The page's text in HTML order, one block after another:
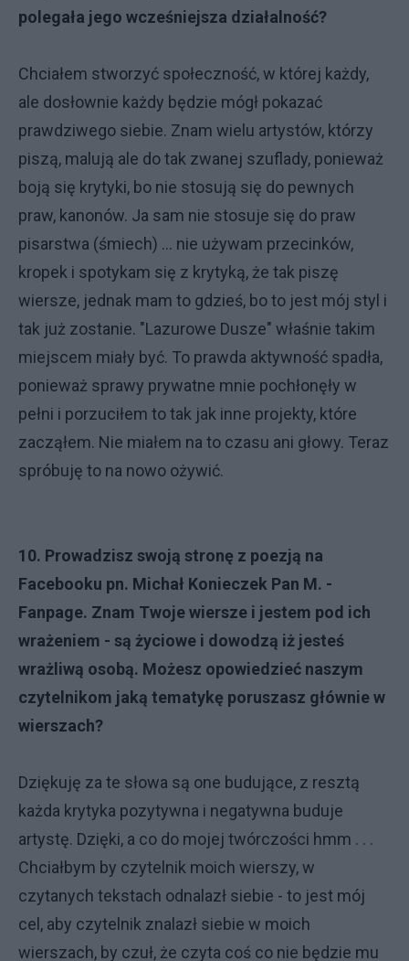
polegała jego wcześniejsza działalność?
Chciałem stworzyć społeczność, w której każdy,
ale dosłownie każdy będzie mógł pokazać
prawdziwego siebie. Znam wielu artystów, którzy
piszą, malują ale do tak zwanej szuflady, ponieważ
boją się krytyki, bo nie stosują się do pewnych
praw, kanonów. Ja sam nie stosuje się do praw
pisarstwa (śmiech) ... nie używam przecinków,
kropek i spotykam się z krytyką, że tak piszę
wiersze, jednak mam to gdzieś, bo to jest mój styl i
tak już zostanie. "Lazurowe Dusze" właśnie takim
miejscem miały być. To prawda aktywność spadła,
ponieważ sprawy prywatne mnie pochłonęły w
pełni i porzuciłem to tak jak inne projekty, które
zacząłem. Nie miałem na to czasu ani głowy. Teraz
spróbuję to na nowo ożywić.
10. Prowadzisz swoją stronę z poezją na
Facebooku pn. Michał Konieczek Pan M. -
Fanpage. Znam Twoje wiersze i jestem pod ich
wrażeniem - są życiowe i dowodzą iż jesteś
wrażliwą osobą. Możesz opowiedzieć naszym
czytelnikom jaką tematykę poruszasz głównie w
wierszach?
Dziękuję za te słowa są one budujące, z resztą
każda krytyka pozytywna i negatywna buduje
artystę. Dzięki, a co do mojej twórczości hmm . . .
Chciałbym by czytelnik moich wierszy, w
czytanych tekstach odnalazł siebie - to jest mój
cel, aby czytelnik znalazł siebie w moich
wierszach, by czuł, że czyta coś co nie będzie mu